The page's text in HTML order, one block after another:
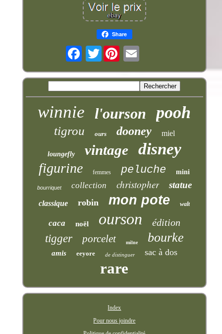
Share
Twitter
winnie l'ourson pooh
tigrou ours dooney miel
loungefly vintage disney
figurine femmes peluche mini
bourriquet collection christopher statue
classique robin mon pote walt
caca noël ourson édition
tigger porcelet milne bourke
amis eeyore de distinguer sac à dos
rare
Index
Pour nous joindre